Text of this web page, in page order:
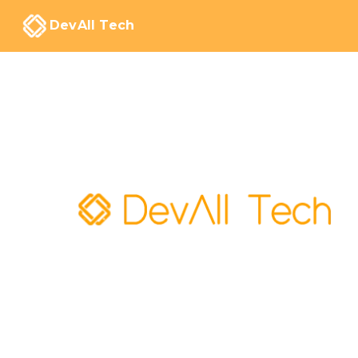
DevAll Tech